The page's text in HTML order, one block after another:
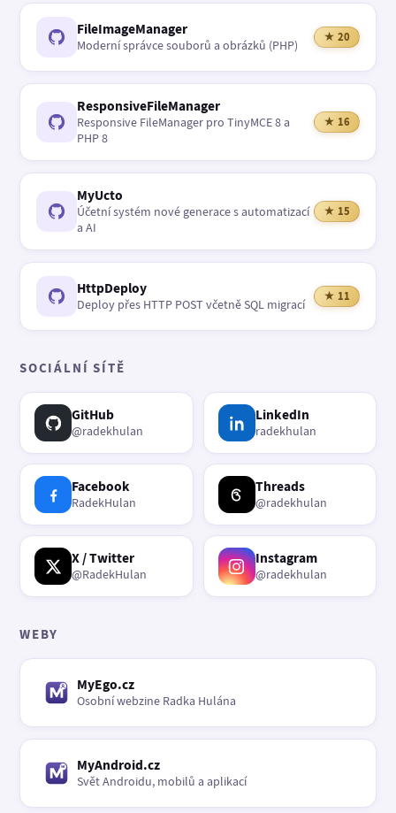
FileImageManager
Moderní správce souborů a obrázků (PHP)
★ 20
ResponsiveFileManager
Responsive FileManager pro TinyMCE 8 a
PHP 8
★ 16
MyUcto
Účetní systém nové generace s automatizací
a AI
★ 15
HttpDeploy
Deploy přes HTTP POST včetně SQL migrací
★ 11
SOCIÁLNÍ SÍTĚ
GitHub
@radekhulan
LinkedIn
radekhulan
Facebook
RadekHulan
Threads
@radekhulan
X / Twitter
@RadekHulan
Instagram
@radekhulan
WEBY
MyEgo.cz
Osobní webzine Radka Hulána
MyAndroid.cz
Svět Androidu, mobilů a aplikací